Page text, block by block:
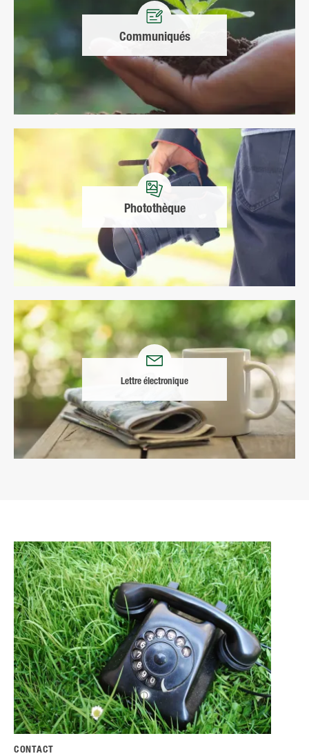
Communiqués
Photothèque
Lettre électronique
CONTACT